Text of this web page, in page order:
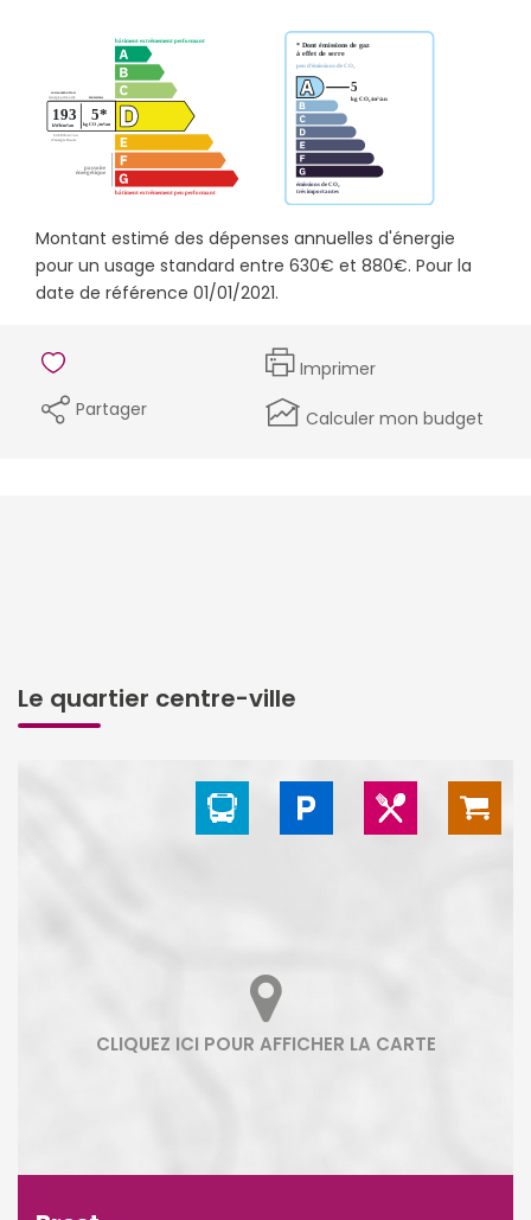
Montant estimé des dépenses annuelles d'énergie
pour un usage standard entre 630€ et 880€. Pour la
date de référence 01/01/2021.
Imprimer
Partager
Calculer mon budget
Le quartier centre-ville